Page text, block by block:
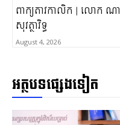
ពាក្យតាវកាលិក | លោក ណា
សុវត្ថាវិទ្ធ
August 4, 2026
អត្ថបទផ្សេងទៀត